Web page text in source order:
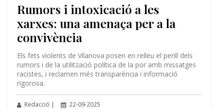
Rumors i intoxicació a les
xarxes: una amenaça per a la
convivència
Els fets violents de Vilanova posen en relleu el perill dels
rumors i de la utilització política de la por amb missatges
racistes, i reclamen més transparència i informació
rigorosa.
Redacció | 22-09-2025